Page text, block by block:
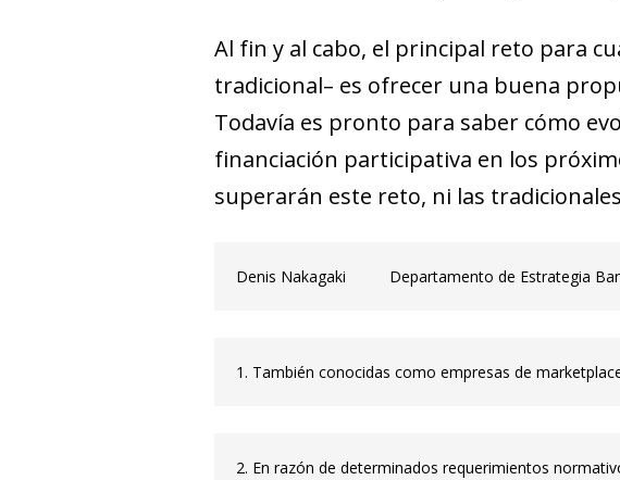
Al fin y al cabo, el principal reto para
tradicional– es ofrecer una buena
Todavía es pronto para saber cómo
financiación participativa en los
superarán este reto, ni las
Denis Nakagaki Departamento de Estrategia
1. También conocidas como empresas de
2. En razón de determinados requerimientos